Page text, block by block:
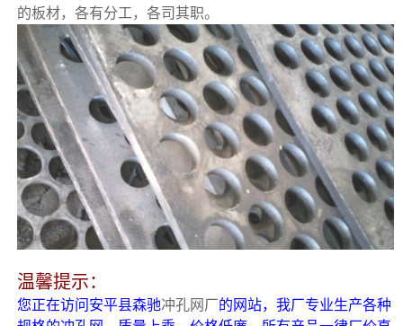
的板材，各有分工，各司其职。
温馨提示：
您正在访问安平县森驰冲孔网厂的网站，我厂专业生产各种